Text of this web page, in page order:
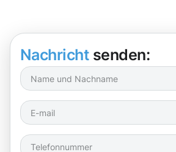
Nachricht senden: